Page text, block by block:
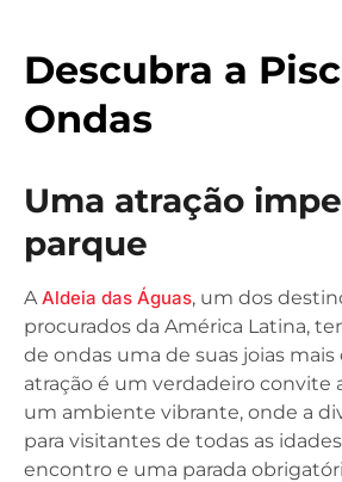
Descubra a
Ondas
Uma atração
parque
AAldeia das Águas, um dos
procurados da América Latina,
de ondas uma de suas joias
atração é um verdadeiro convite
um ambiente vibrante, onde a
para visitantes de todas as
encontro e uma parada